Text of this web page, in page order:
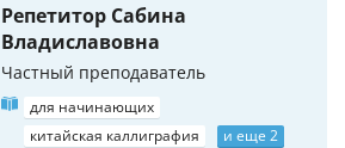
Репетитор Сабина
Владиславовна
Частный преподаватель
для начинающих
китайская каллиграфия
и еще 2